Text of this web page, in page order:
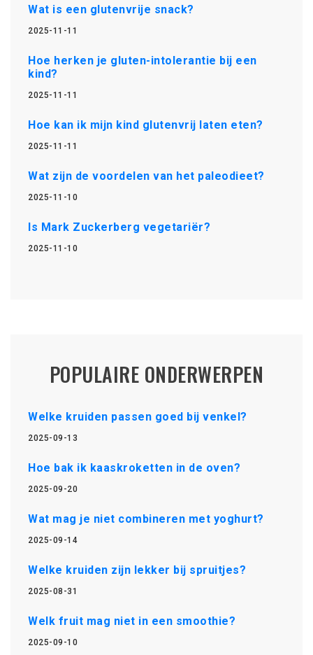
Wat is een glutenvrije snack?
2025-11-11
Hoe herken je gluten-intolerantie bij een
kind?
2025-11-11
Hoe kan ik mijn kind glutenvrij laten eten?
2025-11-11
Wat zijn de voordelen van het paleodieet?
2025-11-10
Is Mark Zuckerberg vegetariër?
2025-11-10
POPULAIRE ONDERWERPEN
Welke kruiden passen goed bij venkel?
2025-09-13
Hoe bak ik kaaskroketten in de oven?
2025-09-20
Wat mag je niet combineren met yoghurt?
2025-09-14
Welke kruiden zijn lekker bij spruitjes?
2025-08-31
Welk fruit mag niet in een smoothie?
2025-09-10